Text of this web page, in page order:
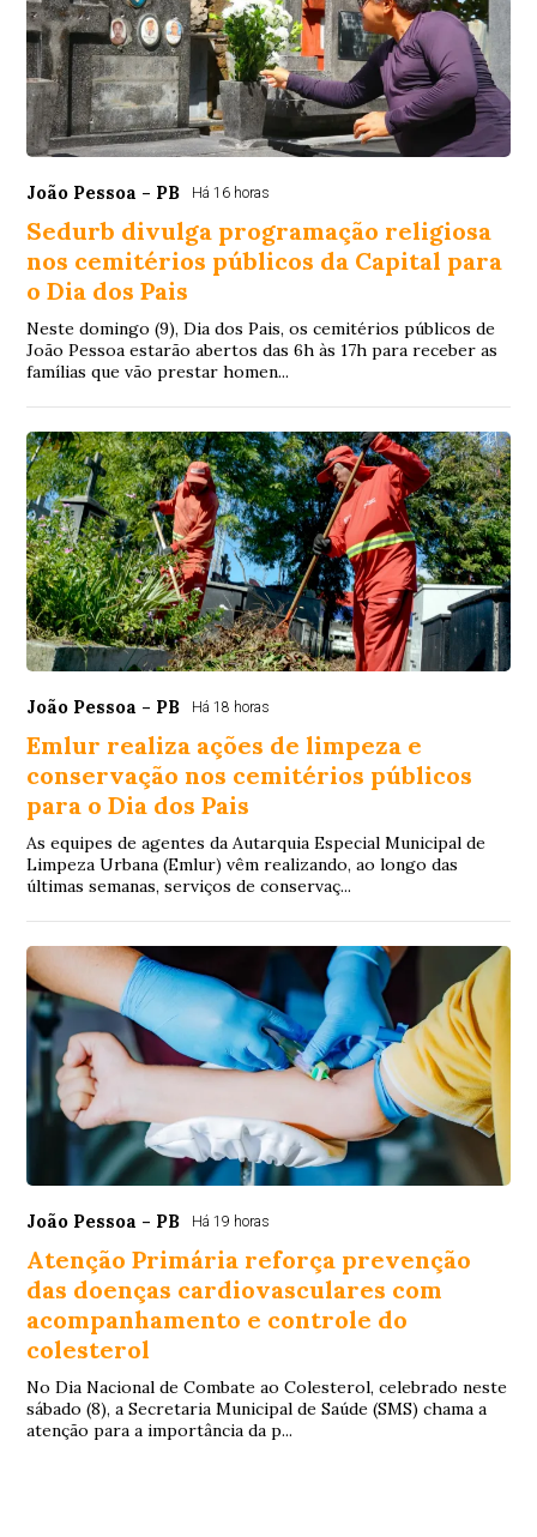
João Pessoa - PB Há 16 horas
Sedurb divulga programação religiosa
nos cemitérios públicos da Capital para
o Dia dos Pais
Neste domingo (9), Dia dos Pais, os cemitérios públicos de
João Pessoa estarão abertos das 6h às 17h para receber as
famílias que vão prestar homen...
João Pessoa - PB Há 18 horas
Emlur realiza ações de limpeza e
conservação nos cemitérios públicos
para o Dia dos Pais
As equipes de agentes da Autarquia Especial Municipal de
Limpeza Urbana (Emlur) vêm realizando, ao longo das
últimas semanas, serviços de conservaç...
João Pessoa - PB Há 19 horas
Atenção Primária reforça prevenção
das doenças cardiovasculares com
acompanhamento e controle do
colesterol
No Dia Nacional de Combate ao Colesterol, celebrado neste
sábado (8), a Secretaria Municipal de Saúde (SMS) chama a
atenção para a importância da p...